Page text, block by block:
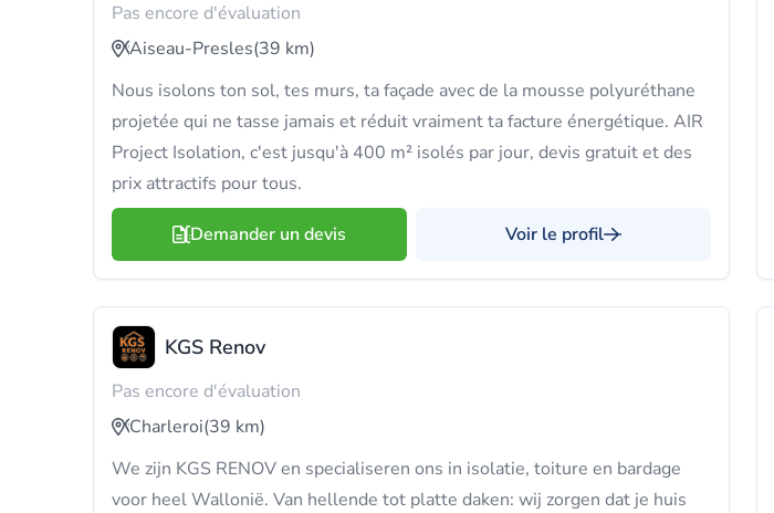
Pas encore d'évaluation
Aiseau-Presles(39 km)
Nous isolons ton sol, tes murs, ta façade avec de la mousse polyuréthane
projetée qui ne tasse jamais et réduit vraiment ta facture énergétique. AIR
Project Isolation, c'est jusqu'à 400 m² isolés par jour, devis gratuit et des
prix attractifs pour tous.
Demander un devis Voir le profil
KGS Renov
Pas encore d'évaluation
Charleroi(39 km)
We zijn KGS RENOV en specialiseren ons in isolatie, toiture en bardage
voor heel Wallonië. Van hellende tot platte daken: wij zorgen dat je huis